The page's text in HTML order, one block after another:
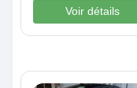
Voir détails